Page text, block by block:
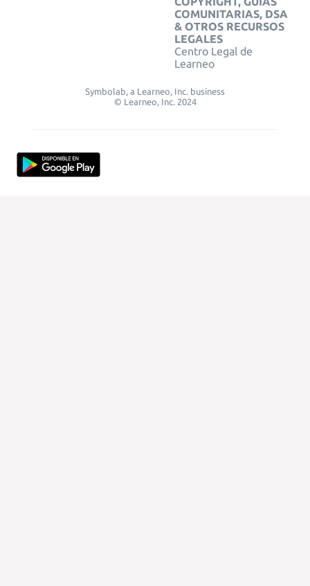
COMUNITARIAS, DSA
& OTROS RECURSOS
LEGALES
Centro Legal de
Learneo
Symbolab, a Learneo, Inc. business
© Learneo, Inc. 2024